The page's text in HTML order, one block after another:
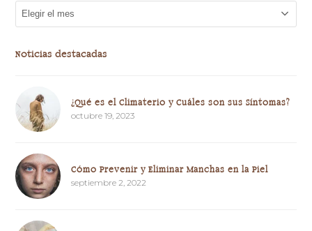
Archivos
Noticias destacadas
¿Qué es el Climaterio y Cuáles son sus Síntomas?
octubre 19, 2023
Cómo Prevenir y Eliminar Manchas en la Piel
septiembre 2, 2022